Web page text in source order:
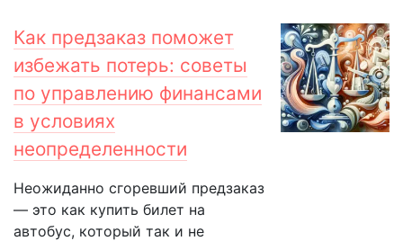
Как предзаказ поможет
избежать потерь: советы
по управлению финансами
в условиях
неопределенности
Неожиданно сгоревший предзаказ
— это как купить билет на
автобус, который так и не